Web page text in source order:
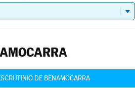
DE BENAMOCARRA